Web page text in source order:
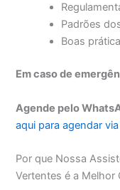
Padrões
Boas
Em caso de
Agende pelo
aqui para agendar
Por que Nossa
Vertentes é a Melhor